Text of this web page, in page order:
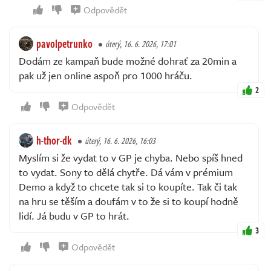
Odpovědět
pavolpetrunko úterý, 16. 6. 2026, 17:01
Dodám ze kampaň bude možné dohrať za 20min a
pak už jen online aspoň pro 1000 hráču.
2
Odpovědět
h-thor-dk úterý, 16. 6. 2026, 16:03
Myslím si že vydat to v GP je chyba. Nebo spíš hned
to vydat. Sony to dělá chytře. Dá vám v prémium
Demo a když to chcete tak si to koupíte. Tak či tak
na hru se těším a doufám v to že si to koupí hodně
lidí. Já budu v GP to hrát.
3
Odpovědět